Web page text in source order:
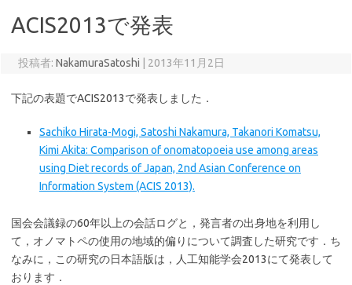
ACIS2013で発表
投稿者: NakamuraSatoshi 2013年11月2日
下記の表題でACIS2013で発表しました．
Sachiko Hirata-Mogi, Satoshi Nakamura, Takanori Komatsu,
Kimi Akita: Comparison of onomatopoeia use among areas
using Diet records of Japan, 2nd Asian Conference on
Information System (ACIS 2013).
国会会議録の60年以上の会話ログと，発言者の出身地を利用し
て，オノマトペの使用の地域的偏りについて調査した研究です．ち
なみに，この研究の日本語版は，人工知能学会2013にて発表して
おります．